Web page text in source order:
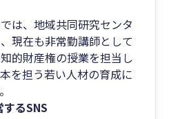
は、地域共同研究センタ
現在も非常勤講師として
的財産権の授業を担当し
を担う若い人材の育成に
するSNS